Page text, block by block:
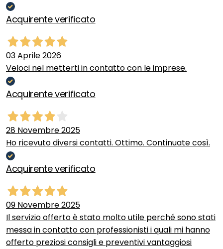
Acquirente verificato
03 Aprile 2026
Veloci nel metterti in contatto con le imprese.
Acquirente verificato
28 Novembre 2025
Ho ricevuto diversi contatti. Ottimo. Continuate così.
Acquirente verificato
09 Novembre 2025
Il servizio offerto è stato molto utile perché sono stati
messa in contatto con professionisti i quali mi hanno
offerto preziosi consigli e preventivi vantaggiosi